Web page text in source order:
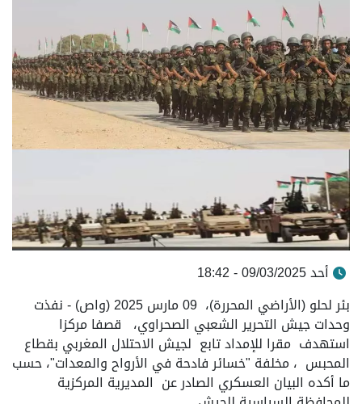
أحد 09/03/2025 - 18:42
بئر لحلو (الأراضي المحررة)، 09 مارس 2025 (واص) - نفذت
وحدات جيش التحرير الشعبي الصحراوي، قصفا مركزا
استهدف مقرا للإمداد تابع لجيش الاحتلال المغربي بقطاع
المحبس ، مخلفة "خسائر فادحة في الأرواح والمعدات"، حسب
ما أكده البيان العسكري الصادر عن المديرية المركزية